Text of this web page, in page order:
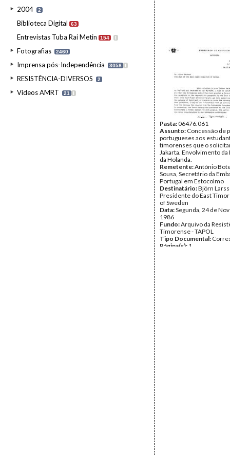
2004 2
Biblioteca Digital 63
Entrevistas Tuba Rai Metin 154 I
Fotografias 2460
Imprensa pós-Independência 3058 I
RESISTÊNCIA-DIVERSOS 2
Videos AMRT 21 I
Pasta:06476.061
Assunto: Concessão de
portugueses aos
timorenses que o
Jakarta. Envolvimento da
da Holanda.
Remetente:António
Sousa, Secretário da
Portugal em Estocolmo
Destinatário:Björn
Presidente do East
of Sweden
Data:Segunda, 24 de
1986
Fundo:Arquivo da
Timorense - TAPOL
Tipo Documental:
Página(s): 1